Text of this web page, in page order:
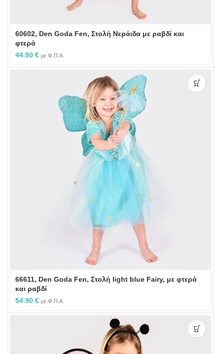
60602, Den Goda Fen, Στολή Νεράιδα με ραβδί και
φτερά
44.90 € με Φ.Π.Α.
66611, Den Goda Fen, Στολή light blue Fairy, με φτερά
και ραβδί
54.90 € με Φ.Π.Α.